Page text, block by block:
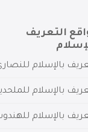
التعريف
بالإسلام
بالإسلام
بالإسلام